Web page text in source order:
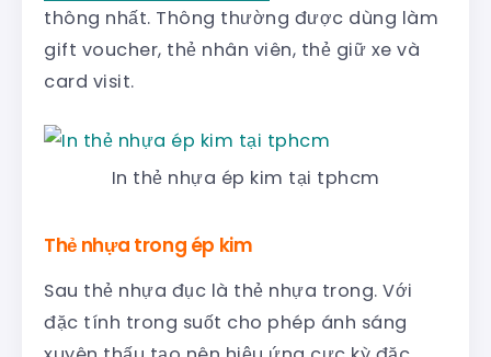
thông nhất. Thông thường được dùng làm
gift voucher, thẻ nhân viên, thẻ giữ xe và
card visit.
In thẻ nhựa ép kim tại tphcm
Thẻ nhựa trong ép kim
Sau thẻ nhựa đục là thẻ nhựa trong. Với
đặc tính trong suốt cho phép ánh sáng